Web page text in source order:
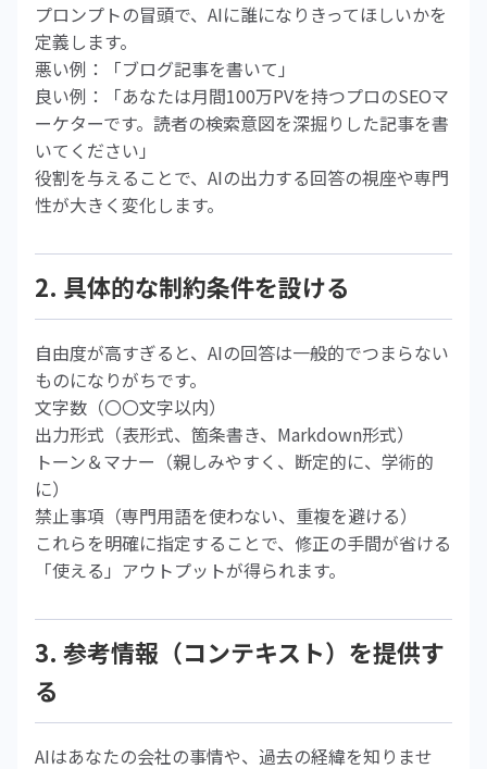
プロンプトの冒頭で、AIに誰になりきってほしいかを
定義します。
悪い例：「ブログ記事を書いて」
良い例：「あなたは月間100万PVを持つプロのSEOマ
ーケターです。読者の検索意図を深掘りした記事を書
いてください」
役割を与えることで、AIの出力する回答の視座や専門
性が大きく変化します。
2. 具体的な制約条件を設ける
自由度が高すぎると、AIの回答は一般的でつまらない
ものになりがちです。
文字数（〇〇文字以内）
出力形式（表形式、箇条書き、Markdown形式）
トーン＆マナー（親しみやすく、断定的に、学術的
に）
禁止事項（専門用語を使わない、重複を避ける）
これらを明確に指定することで、修正の手間が省ける
「使える」アウトプットが得られます。
3. 参考情報（コンテキスト）を提供す
る
AIはあなたの会社の事情や、過去の経緯を知りませ